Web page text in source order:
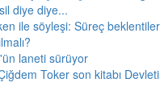
diye diye...
ile söyleşi: Süreç
laneti sürüyor
Toker son kitabı